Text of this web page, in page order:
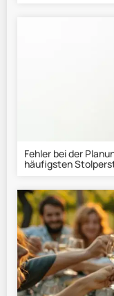
Fehler bei der
häufigsten